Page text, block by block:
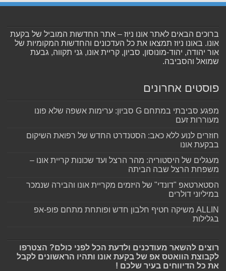
ברוכים הבאים לאתר אונו ניוז – אתר החדשות המוביל של בקעת
אונו. באונו ניוז תמצאו את כל העדכונים והחדשות המקומיות של
אור יהודה, יהוד-מונוסון, סביון, קריית אונו, גני תקווה, גבעת
שמואל והסביבה.
פוסטים אחרונים
מפגע סביבתי במתחם G סביון: ערימות אשפה שלא פונו
מעוררות זעם
חוזרים לנוע ללא כאב: הסטנדרט החדש של רפואת השיקום
בבקעת אונו
מעגלים של היסטוריה: מהר הרצל ועד שכונות קריית אונו –
משפחת הרצל שבה הביתה
הסטארטאפ "דונדי" של היזמים מקריית אונו והבירה שנמכר
במיליוני דולרים
ALLIN משיקה חטיף חלבון חדש ופותחת מתחם פופ-אפ
בגלילות
רוצים להשאר מעודכנים ולדעת הכל לפני כולם? הצטרפו
לקבוצת הוואטס אפ של בקעת אונו ותהיו הראשונים לקבל
את כל הדיווחים בעיר שלכם !